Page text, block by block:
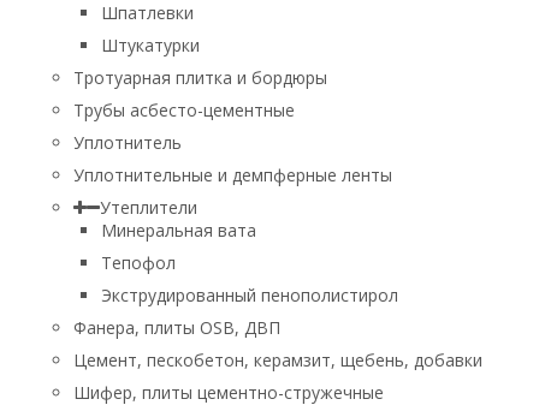
Шпатлевки
Штукатурки
Тротуарная плитка и бордюры
Трубы асбесто-цементные
Уплотнитель
Уплотнительные и демпферные ленты
Утеплители
Минеральная вата
Тепофол
Экструдированный пенополистирол
Фанера, плиты OSB, ДВП
Цемент, пескобетон, керамзит, щебень, добавки
Шифер, плиты цементно-стружечные